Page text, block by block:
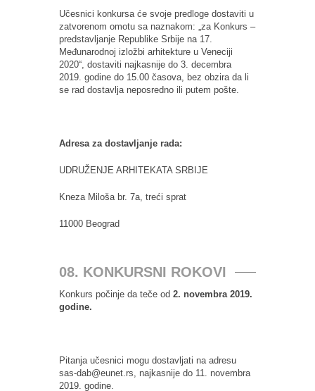
Učesnici konkursa će svoje predloge dostaviti u
zatvorenom omotu sa naznakom: „za Konkurs –
predstavljanje Republike Srbije na 17.
Međunarodnoj izložbi arhitekture u Veneciji
2020“, dostaviti najkasnije do 3. decembra
2019. godine do 15.00 časova, bez obzira da li
se rad dostavlja neposredno ili putem pošte.
Adresa za dostavljanje rada:
UDRUŽENJE ARHITEKATA SRBIJE
Kneza Miloša br. 7a, treći sprat
11000 Beograd
08. KONKURSNI ROKOVI
Konkurs počinje da teče od 2. novembra 2019.
godine.
Pitanja učesnici mogu dostavljati na adresu
sas-dab@eunet.rs, najkasnije do 11. novembra
2019. godine.